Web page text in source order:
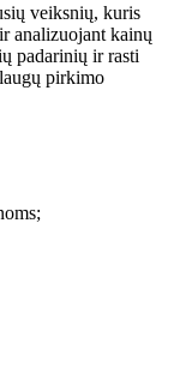
veiksnių, kuris
analizuojant kainų
padarinių ir rasti
pirkimo